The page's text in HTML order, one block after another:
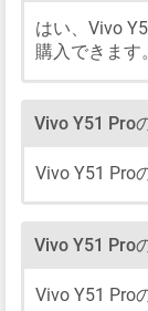
はい、Vivo
購入できます。
Vivo Y51 Pro
Vivo Y51 Pro
Vivo Y51 Pro
Vivo Y51 Pro